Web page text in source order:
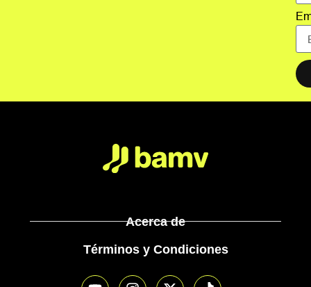
Acerca de
Términos y Condiciones